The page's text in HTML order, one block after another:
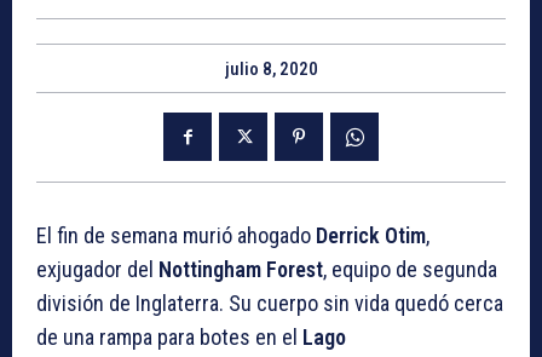
julio 8, 2020
El fin de semana murió ahogado Derrick Otim,
exjugador del Nottingham Forest, equipo de segunda
división de Inglaterra. Su cuerpo sin vida quedó cerca
de una rampa para botes en el Lago